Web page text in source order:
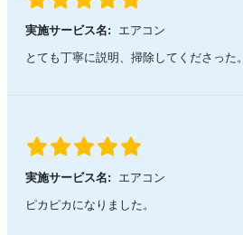
実施サービス名:
エアコン
とても丁寧に説明、掃除してくださった。
実施サービス名:
エアコン
ピカピカになりました。